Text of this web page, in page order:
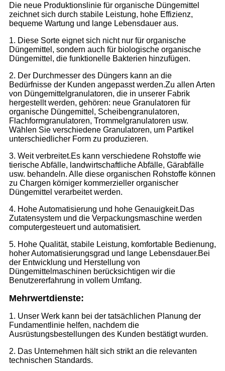
Die neue Produktionslinie für organische Düngemittel
zeichnet sich durch stabile Leistung, hohe Effizienz,
bequeme Wartung und lange Lebensdauer aus.
1. Diese Sorte eignet sich nicht nur für organische
Düngemittel, sondern auch für biologische organische
Düngemittel, die funktionelle Bakterien hinzufügen.
2. Der Durchmesser des Düngers kann an die
Bedürfnisse der Kunden angepasst werden.Zu allen Arten
von Düngemittelgranulatoren, die in unserer Fabrik
hergestellt werden, gehören: neue Granulatoren für
organische Düngemittel, Scheibengranulatoren,
Flachformgranulatoren, Trommelgranulatoren usw.
Wählen Sie verschiedene Granulatoren, um Partikel
unterschiedlicher Form zu produzieren.
3. Weit verbreitet.Es kann verschiedene Rohstoffe wie
tierische Abfälle, landwirtschaftliche Abfälle, Gärabfälle
usw. behandeln. Alle diese organischen Rohstoffe können
zu Chargen körniger kommerzieller organischer
Düngemittel verarbeitet werden.
4. Hohe Automatisierung und hohe Genauigkeit.Das
Zutatensystem und die Verpackungsmaschine werden
computergesteuert und automatisiert.
5. Hohe Qualität, stabile Leistung, komfortable Bedienung,
hoher Automatisierungsgrad und lange Lebensdauer.Bei
der Entwicklung und Herstellung von
Düngemittelmaschinen berücksichtigen wir die
Benutzererfahrung in vollem Umfang.
Mehrwertdienste:
1. Unser Werk kann bei der tatsächlichen Planung der
Fundamentlinie helfen, nachdem die
Ausrüstungsbestellungen des Kunden bestätigt wurden.
2. Das Unternehmen hält sich strikt an die relevanten
technischen Standards.